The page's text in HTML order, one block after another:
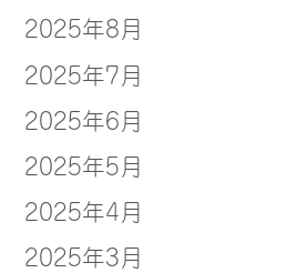
2025年8月
2025年7月
2025年6月
2025年5月
2025年4月
2025年3月